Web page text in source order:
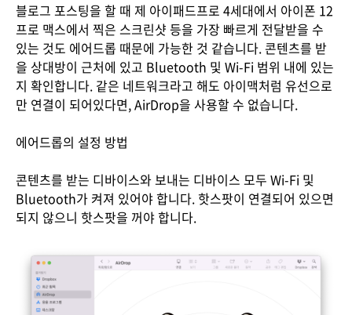
블로그 포스팅을 할 때 제 아이패드프로 4세대에서 아이폰 12
프로 맥스에서 찍은 스크린샷 등을 가장 빠르게 전달받을 수
있는 것도 에어드롭 때문에 가능한 것 같습니다. 콘텐츠를 받
을 상대방이 근처에 있고 Bluetooth 및 Wi-Fi 범위 내에 있는
지 확인합니다. 같은 네트워크라고 해도 아이맥처럼 유선으로
만 연결이 되어있다면, AirDrop을 사용할 수 없습니다.
에어드롭의 설정 방법
콘텐츠를 받는 디바이스와 보내는 디바이스 모두 Wi-Fi 및
Bluetooth가 켜져 있어야 합니다. 핫스팟이 연결되어 있으면
되지 않으니 핫스팟을 꺼야 합니다.